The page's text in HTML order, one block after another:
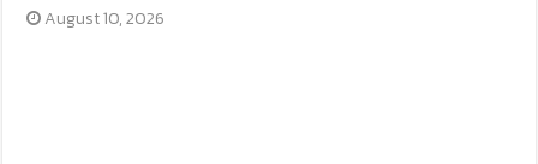
August 10, 2026